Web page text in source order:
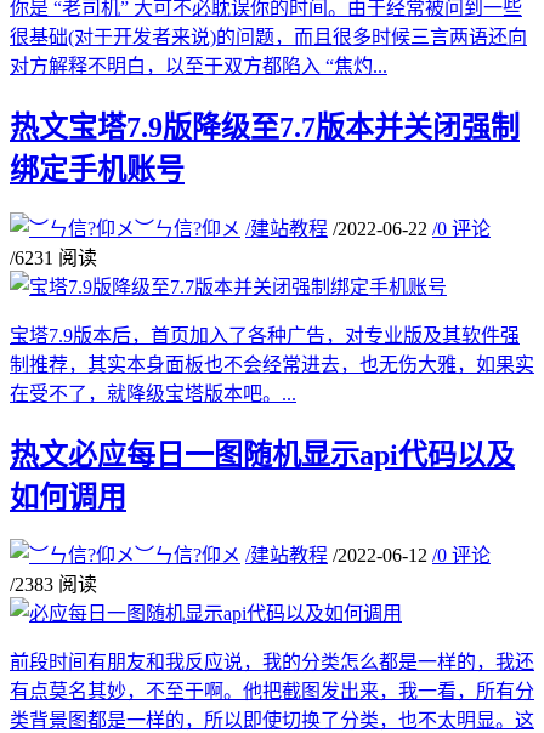
你是 “老司机” 大可不必耽误你的时间。由于经常被问到一些
很基础(对于开发者来说)的问题，而且很多时候三言两语还向
对方解释不明白，以至于双方都陷入 “焦灼...
热文宝塔7.9版降级至7.7版本并关闭强制
绑定手机账号
︶ㄣ信?仰メ /建站教程 /2022-06-22 /0 评论
/6231 阅读
宝塔7.9版本后，首页加入了各种广告，对专业版及其软件强
制推荐，其实本身面板也不会经常进去，也无伤大雅，如果实
在受不了，就降级宝塔版本吧。...
热文必应每日一图随机显示api代码以及
如何调用
︶ㄣ信?仰メ /建站教程 /2022-06-12 /0 评论
/2383 阅读
前段时间有朋友和我反应说，我的分类怎么都是一样的，我还
有点莫名其妙，不至于啊。他把截图发出来，我一看，所有分
类背景图都是一样的，所以即使切换了分类，也不太明显。这